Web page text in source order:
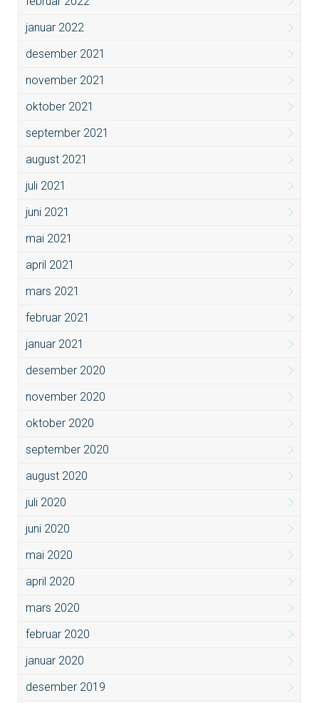
januar 2022
desember 2021
november 2021
oktober 2021
september 2021
august 2021
juli 2021
juni 2021
mai 2021
april 2021
mars 2021
februar 2021
januar 2021
desember 2020
november 2020
oktober 2020
september 2020
august 2020
juli 2020
juni 2020
mai 2020
april 2020
mars 2020
februar 2020
januar 2020
desember 2019